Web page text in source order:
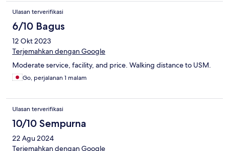
Ulasan terverifikasi
6/10 Bagus
12 Okt 2023
Terjemahkan dengan Google
Moderate service, facility, and price. Walking distance to USM.
Go, perjalanan 1 malam
Ulasan terverifikasi
10/10 Sempurna
22 Agu 2024
Terjemahkan dengan Google